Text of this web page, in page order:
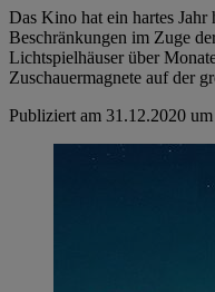
Das Kino hat ein hartes Jahr
Beschränkungen im Zuge
Lichtspielhäuser über
Zuschauermagnete auf der
Publiziert am 31.12.2020